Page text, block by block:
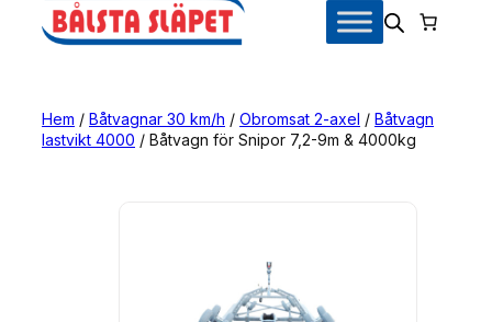
Hem / Båtvagnar 30 km/h / Obromsat 2-axel / Båtvagn
lastvikt 4000 / Båtvagn för Snipor 7,2-9m & 4000kg